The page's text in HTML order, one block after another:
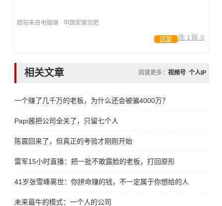
跟帖来自电脑端 · 中国安徽合肥
顶: 1 踩: 0
回复
相关文章 阅读更多： 视频号 个人IP
一个赚了几千万的老板，为什么还会被骗4000万？
Papi酱把公司全关了，只留七个人
陈震回来了，但真正的考验才刚刚开始
雷军15小时直播：把一批不敢露脸的老板，打回原形
41岁张雪峰离世：你拼命赚的钱，不一定属于你想给的人
未来最牛的模式：一个人的公司